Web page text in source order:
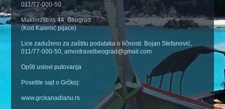
011/77-000-50
Makenzijeva 44, Beograd
(Kod Kalenić pijace)
Lice zaduženo za zaštitu podataka o ličnosti: Bojan Stefanović,
011/77-000-50, amostravelbeograd@gmail.com
Opšti uslovi putovanja
Posetite sajt o Grčkoj:
www.grckanadlanu.rs